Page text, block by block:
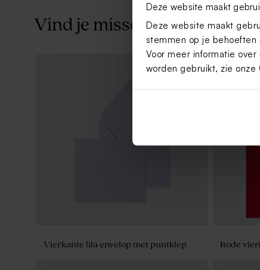
Deze website maakt
Deze website maakt
stemmen op je behoeften
Voor meer informatie
worden gebruikt, zie onze
Vind je misschien ook leuk
Vierkante lila envelop met puntklep Rode